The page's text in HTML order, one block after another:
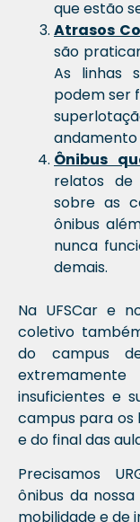
que estão
Atrasos
são
As linhas
podem ser
andamento
Ônibus
relatos de
sobre as
ônibus
nunca
demais.
Na UFSCar e
coletivo
do campus
insuficientes e
campus para os
e do final das
Precisamos
ônibus da
mobilidade e de